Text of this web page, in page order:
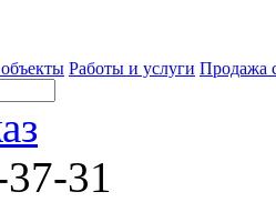
Работы и услуги Продажа
31